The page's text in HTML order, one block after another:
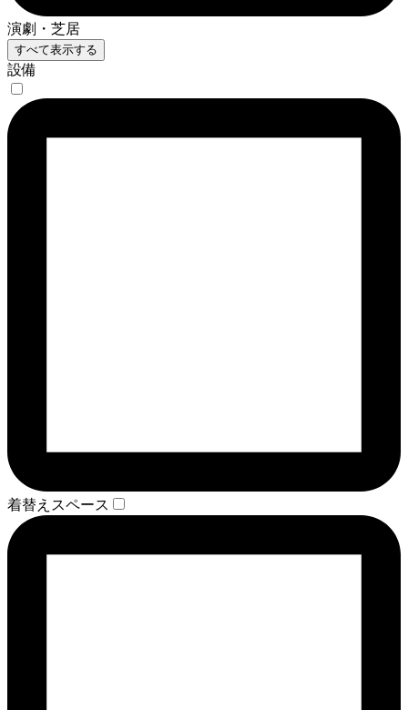
演劇・芝居
すべて表示する
設備
着替えスペース